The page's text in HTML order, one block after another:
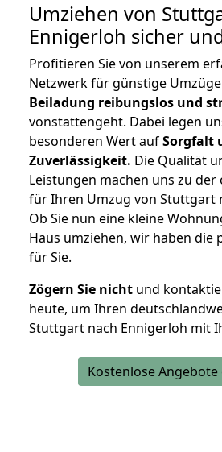
Umziehen von
Ennigerloh sicher
Profitieren Sie von unserem
Netzwerk für günstige
Beiladung reibungslos und
vonstattengeht. Dabei legen
besonderen Wert aufSorgfalt
Zuverlässigkeit. Die Qualität
Leistungen machen uns zu der
für Ihren Umzug von Stuttgart
Ob Sie nun eine kleine
Haus umziehen, wir haben die
für Sie.
Zögern Sie nicht und
heute, um Ihren
Stuttgart nach Ennigerloh mit
Kostenlose